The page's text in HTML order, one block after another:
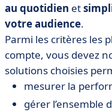
au quotidien et
votre audience.
Parmi les critères les
compte, vous devez
solutions choisies
mesurer la
gérer l’ensemble